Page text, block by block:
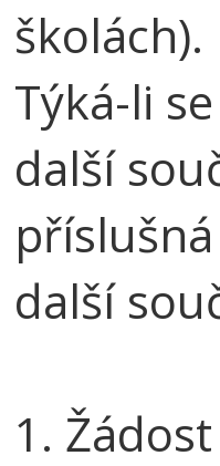
školách).
Týká-li
další
další
1.